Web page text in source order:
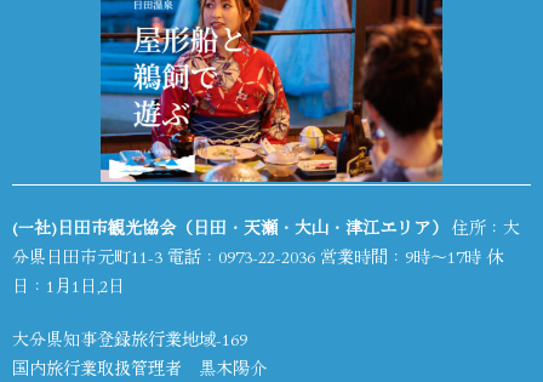
(一社)日田市観光協会（日田・天瀬・大山・津江エリア） 住所：大
分県日田市元町11-3 電話： 0973-22-2036 営業時間：9時～17時 休
日：1月1日,2日
大分県知事登録旅行業地域-169
国内旅行業取扱管理者 黒木陽介